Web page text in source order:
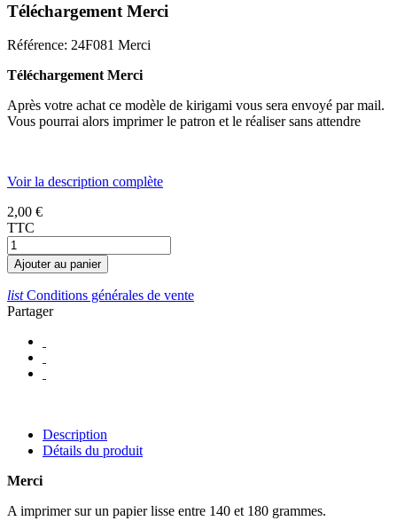
Téléchargement Merci
Référence: 24F081 Merci
Téléchargement Merci
Après votre achat ce modèle de kirigami vous sera envoyé par mail.
Vous pourrai alors imprimer le patron et le réaliser sans attendre
Voir la description complète
2,00 €
TTC
Ajouter au panier
listConditions générales de vente
Partager
Description
Détails du produit
Merci
A imprimer sur un papier lisse entre 140 et 180 grammes.